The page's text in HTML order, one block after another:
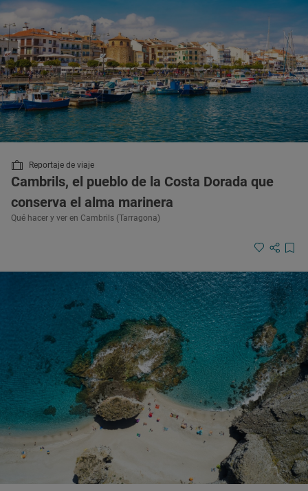
Reportaje de viaje
Cambrils, el pueblo de la Costa Dorada que
conserva el alma marinera
Qué hacer y ver en Cambrils (Tarragona)